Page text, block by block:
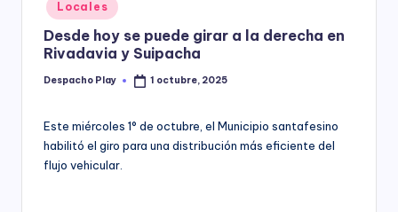
y
in
Locales
Desde hoy se puede girar a la derecha en
Rivadavia y Suipacha
Posted
Despacho Play 1 octubre, 2025
Este miércoles 1° de octubre, el Municipio santafesino
habilitó el giro para una distribución más eficiente del
flujo vehicular.